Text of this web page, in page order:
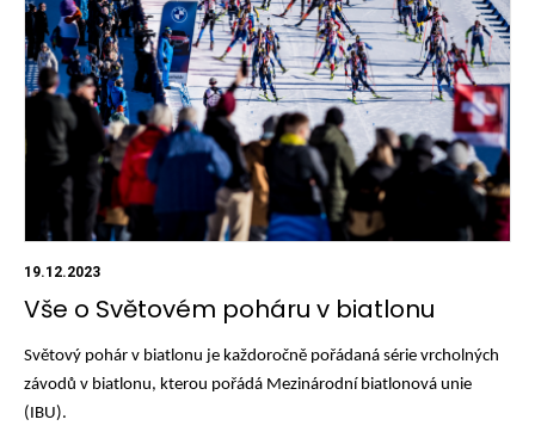
19.12.2023
Vše o Světovém poháru v biatlonu
Světový pohár v biatlonu je každoročně pořádaná série vrcholných
závodů v biatlonu, kterou pořádá Mezinárodní biatlonová unie
(IBU).